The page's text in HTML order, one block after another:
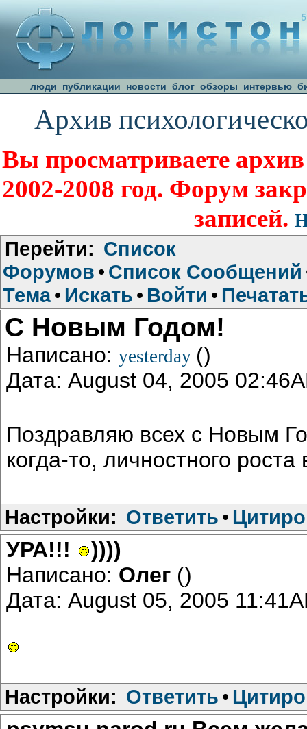
люди публикации новости блог обзоры интервью
Архив
Вы просматриваете
2002-2008 год. Форум
записей.
Перейти: Список
Форумов • Список Сообщений
Тема• Искать • Войти •
С Новым Годом!
Написано: yesterday ()
Дата: August 04, 2005
Поздравляю всех с Новым
когда-то, личностного роста
Настройки: Ответить •
УРА!!!
))))
Написано: Олег ()
Дата: August 05, 2005
Настройки: Ответить •